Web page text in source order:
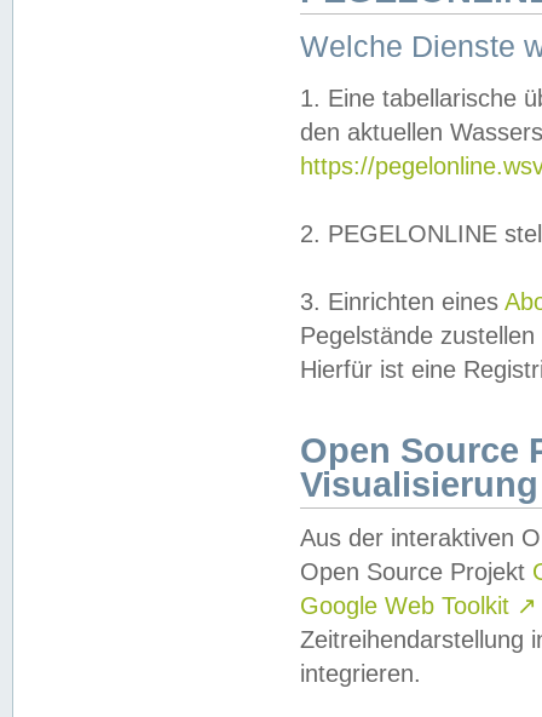
Welche Dienste
1. Eine tabellarische
den aktuellen
https://
2. PEGELONLINE
3. Einrichten eines
Pegelstände
Hierfür ist eine
Open Source
Visualisierung
Aus der interaktiven
Open Source Projekt
Google Web Toolkit ↗
Zeitreihendarstellung
integrieren.